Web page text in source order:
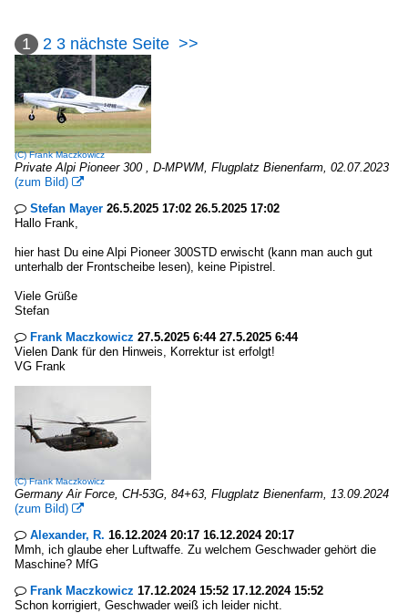
1 2 3 nächste Seite >>
(C)Frank Maczkowicz
Private Alpi Pioneer 300 , D-MPWM, Flugplatz Bienenfarm, 02.07.2023
(zum Bild) 
 Stefan Mayer 26.5.2025 17:02 26.5.2025 17:02
Hallo Frank,
hier hast Du eine Alpi Pioneer 300STD erwischt (kann man auch gut
unterhalb der Frontscheibe lesen), keine Pipistrel.
Viele Grüße
Stefan
 Frank Maczkowicz 27.5.2025 6:44 27.5.2025 6:44
Vielen Dank für den Hinweis, Korrektur ist erfolgt!
VG Frank
(C)Frank Maczkowicz
Germany Air Force, CH-53G, 84+63, Flugplatz Bienenfarm, 13.09.2024
(zum Bild) 
 Alexander, R. 16.12.2024 20:17 16.12.2024 20:17
Mmh, ich glaube eher Luftwaffe. Zu welchem Geschwader gehört die
Maschine? MfG
 Frank Maczkowicz 17.12.2024 15:52 17.12.2024 15:52
Schon korrigiert, Geschwader weiß ich leider nicht.